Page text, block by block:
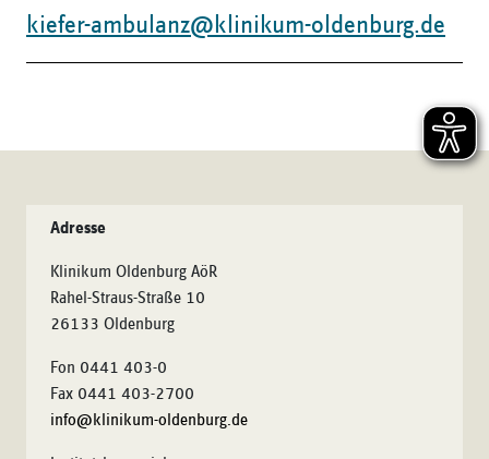
kiefer-ambulanz@klinikum-oldenburg.de
Adresse
Klinikum Oldenburg AöR
Rahel-Straus-Straße 10
26133 Oldenburg
Fon 0441 403-0
Fax 0441 403-2700
info@klinikum-oldenburg.de